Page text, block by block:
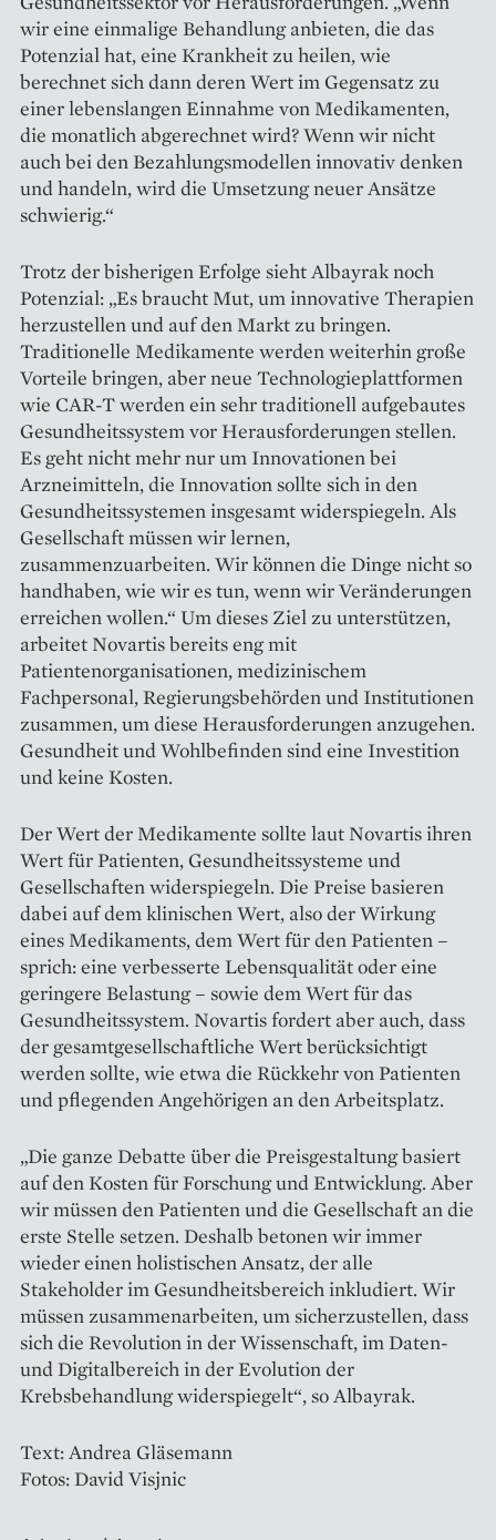
wir eine ein­malige Behandlung anbieten, die das
Potenzial hat, eine Krankheit zu heilen, wie
berechnet sich dann deren Wert im Gegensatz zu
einer lebenslangen Einnahme von Medikamenten,
die monatlich abgerechnet wird? Wenn wir nicht
auch bei den Bezahlungsmodellen innovativ denken
und handeln, wird die Umsetzung neuer Ansätze
schwierig.“
Trotz der bisherigen Erfolge sieht Albayrak noch
Potenzial: „Es braucht Mut, um innovative Therapien
herzustellen und auf den Markt zu bringen.
Traditionelle Medikamente werden weiterhin große
Vorteile bringen, aber neue Technologieplattformen
wie CAR-T werden ein sehr traditionell aufgebautes
Gesundheitssystem vor Herausforderungen stellen.
Es geht nicht mehr nur um Innovationen bei
Arzneimitteln, die Innovation sollte sich in den
Gesundheits­systemen insgesamt widerspiegeln. Als
Gesellschaft müssen wir lernen,
zusammenzuarbeiten. Wir können die Dinge nicht so
handhaben, wie wir es tun, wenn wir Veränderungen
er­reichen wollen.“ Um dieses Ziel zu unterstützen,
arbeitet Novartis bereits eng mit
Patientenorganisationen, medizinischem
Fachpersonal, Regierungsbehörden und Institutionen
zusammen, um diese Herausforderungen anzugehen.
Gesundheit und Wohlbefinden sind eine Investition
und keine Kosten.
Der Wert der Medikamente sollte laut Novartis ihren
Wert für Patienten, Gesundheitssysteme und
Gesellschaften widerspiegeln. Die Preise basieren
dabei auf dem klinischen Wert, also der Wirkung
eines Medikaments, dem Wert für den Patienten –
sprich: eine verbesserte Lebensqualität oder eine
geringere Belastung – sowie dem Wert für das
Gesundheitssystem. Novartis fordert aber auch, dass
der gesamt­gesellschaftliche Wert berücksichtigt
werden sollte, wie etwa die Rückkehr von Patienten
und pflegenden Angehörigen an den Arbeitsplatz.
„Die ganze Debatte über die Preisgestaltung basiert
auf den Kosten für Forschung und Entwicklung. Aber
wir müssen den Patienten und die Gesellschaft an die
erste Stelle setzen. Deshalb betonen wir immer
wieder einen holistischen Ansatz, der alle
Stakeholder im Gesundheitsbereich inkludiert. Wir
müssen zusammenarbeiten, um sicherzustellen, dass
sich die Re­­volution in der Wissenschaft, im Daten-
und Digitalbereich in der Evolution der
Krebsbehandlung widerspiegelt“, so Albayrak.
Text: Andrea Gläsemann
Fotos: David Visjnic